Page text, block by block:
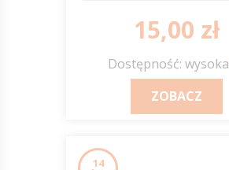
15,00 zł
Dostępność: wysoka
ZOBACZ
14